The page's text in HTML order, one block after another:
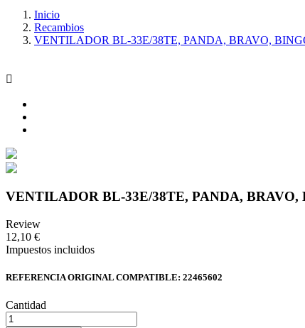
Inicio
Recambios
VENTILADOR BL-33E/38TE, PANDA, BRAVO,

VENTILADOR BL-33E/38TE, PANDA,
Review
12,10 €
Impuestos incluidos
REFERENCIA ORIGINAL COMPATIBLE: 22465602
Cantidad